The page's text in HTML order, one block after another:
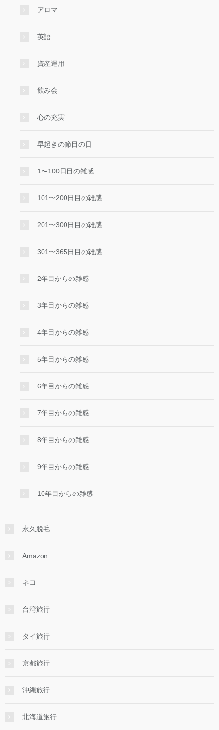
アロマ
英語
資産運用
飲み会
心の充実
早起きの節目の日
1〜100日目の雑感
101〜200日目の雑感
201〜300日目の雑感
301〜365日目の雑感
2年目からの雑感
3年目からの雑感
4年目からの雑感
5年目からの雑感
6年目からの雑感
7年目からの雑感
8年目からの雑感
9年目からの雑感
10年目からの雑感
永久脱毛
Amazon
ネコ
台湾旅行
タイ旅行
京都旅行
沖縄旅行
北海道旅行